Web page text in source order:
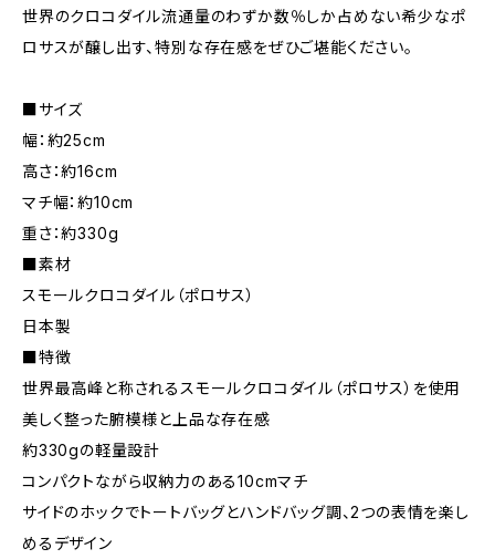
世界のクロコダイル流通量のわずか数％しか占めない希少なポ
ロサスが醸し出す、特別な存在感をぜひご堪能ください。
■サイズ
幅：約25cm
高さ：約16cm
マチ幅：約10cm
重さ：約330g
■素材
スモールクロコダイル（ポロサス）
日本製
■特徴
世界最高峰と称されるスモールクロコダイル（ポロサス）を使用
美しく整った腑模様と上品な存在感
約330gの軽量設計
コンパクトながら収納力のある10cmマチ
サイドのホックでトートバッグとハンドバッグ調、2つの表情を楽し
めるデザイン